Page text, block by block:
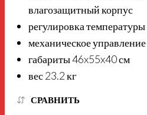
влагозащитный корпус
регулировка температуры
механическое управление
габариты 46x55x40 см
вес 23.2 кг
СРАВНИТЬ